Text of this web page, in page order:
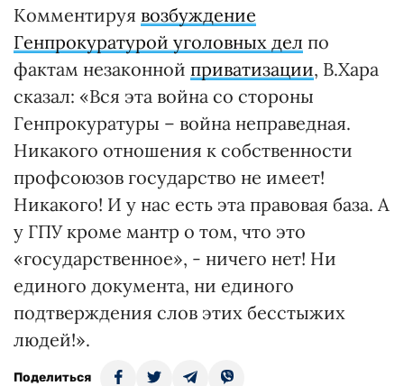
Комментируя возбуждение
Генпрокуратурой уголовных дел по
фактам незаконной приватизации, В.Хара
сказал: «Вся эта война со стороны
Генпрокуратуры – война неправедная.
Никакого отношения к собственности
профсоюзов государство не имеет!
Никакого! И у нас есть эта правовая база. А
у ГПУ кроме мантр о том, что это
«государственное», - ничего нет! Ни
единого документа, ни единого
подтверждения слов этих бесстыжих
людей!».
Поделиться